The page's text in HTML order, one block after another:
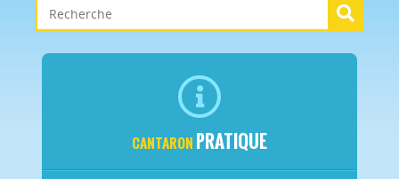
CANTARON PRATIQUE